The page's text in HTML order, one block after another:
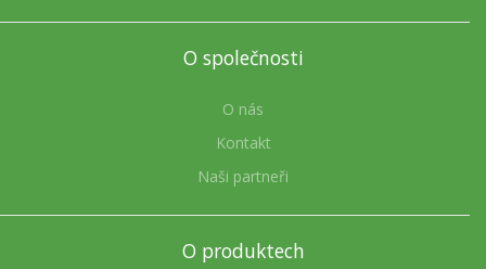
O společnosti
O nás
Kontakt
Naši partneři
O produktech